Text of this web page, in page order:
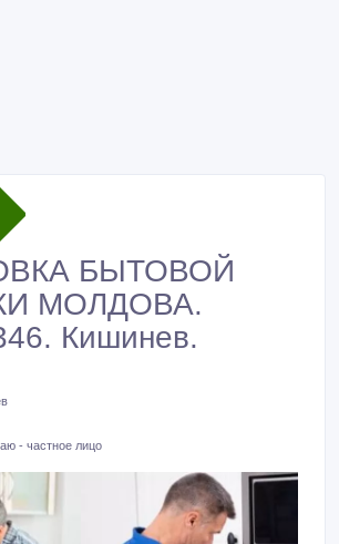
БЫТОВОЙ
МОЛДОВА.
Кишинев.
- частное лицо